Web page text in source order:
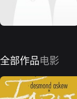
全部作品电影